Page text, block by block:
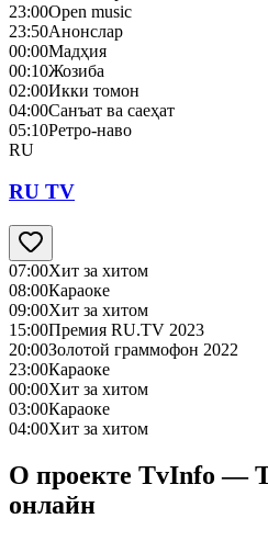
23:00Open music
23:50Анонслар
00:00Мадҳия
00:10Жозиба
02:00Икки томон
04:00Санъат ва саеҳат
05:10Ретро-наво
RU
RU TV
07:00Хит за хитом
08:00Караоке
09:00Хит за хитом
15:00Премия RU.TV 2023
20:00Золотой граммофон 2022
23:00Караоке
00:00Хит за хитом
03:00Караоке
04:00Хит за хитом
О проекте TvInfo —
онлайн